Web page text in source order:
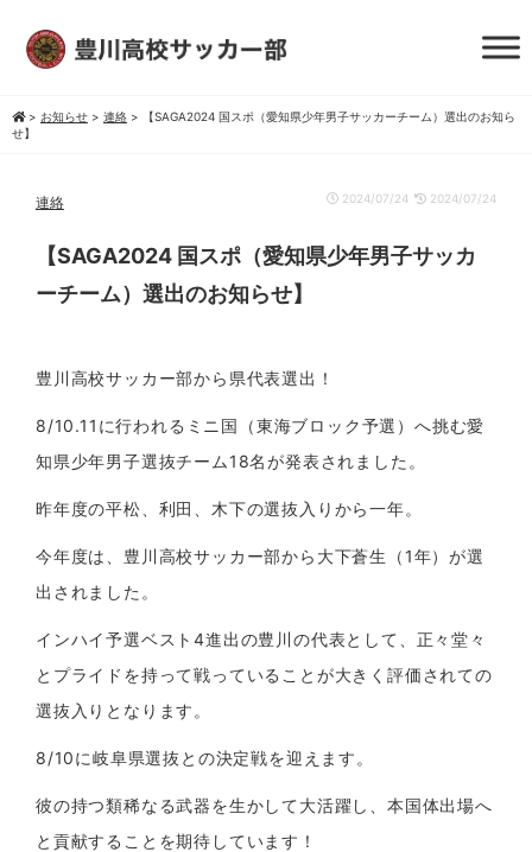
> お知らせ > 連絡 >
【SAGA2024 国スポ（愛知県少年男子サッカーチーム）選出のお知ら
せ】
連絡 2024/07/24 2024/07/24
【SAGA2024 国スポ（愛知県少年男子サッカ
ーチーム）選出のお知らせ】
豊川高校サッカー部から県代表選出！
8/10.11に行われるミニ国（東海ブロック予選）へ挑む愛
知県少年男子選抜チーム18名が発表されました。
昨年度の平松、利田、木下の選抜入りから一年。
今年度は、豊川高校サッカー部から大下蒼生（1年）が選
出されました。
インハイ予選ベスト4進出の豊川の代表として、正々堂々
とプライドを持って戦っていることが大きく評価されての
選抜入りとなります。
8/10に岐阜県選抜との決定戦を迎えます。
彼の持つ類稀なる武器を生かして大活躍し、本国体出場へ
と貢献することを期待しています！